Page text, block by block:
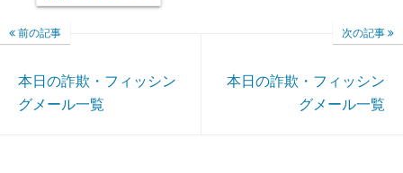
前の記事
本日の詐欺・フィッシン
グメール一覧
次の記事
本日の詐欺・フィッシン
グメール一覧